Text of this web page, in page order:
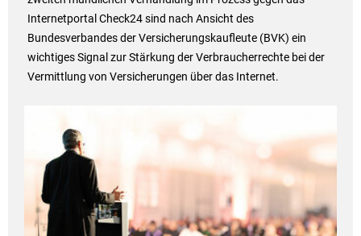
Internetportal Check24 sind nach Ansicht des
Bundesverbandes der Versicherungskaufleute (BVK) ein
wichtiges Signal zur Stärkung der Verbraucherrechte bei der
Vermittlung von Versicherungen über das Internet.